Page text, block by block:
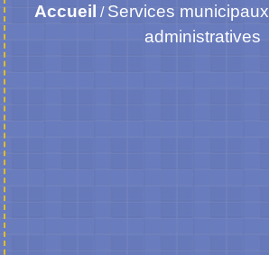
Accueil / Services municipaux
administratives